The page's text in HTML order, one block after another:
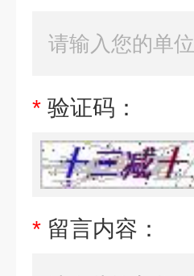
* 验证码：
* 留言内容：